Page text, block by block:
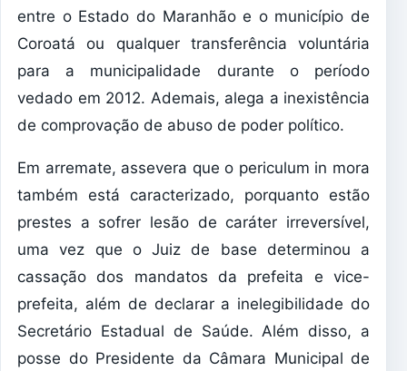
entre o Estado do Maranhão e o município de
Coroatá ou qualquer transferência voluntária
para a municipalidade durante o período
vedado em 2012. Ademais, alega a inexistência
de comprovação de abuso de poder político.
Em arremate, assevera que o periculum in mora
também está caracterizado, porquanto estão
prestes a sofrer lesão de caráter irreversível,
uma vez que o Juiz de base determinou a
cassação dos mandatos da prefeita e vice-
prefeita, além de declarar a inelegibilidade do
Secretário Estadual de Saúde. Além disso, a
posse do Presidente da Câmara Municipal de